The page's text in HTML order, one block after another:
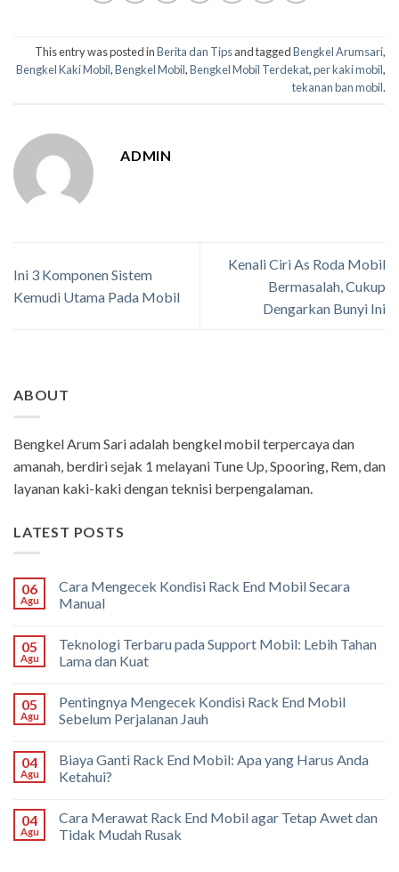
ABOUT
Bengkel Arum Sari adalah bengkel mobil terpercaya dan
amanah, berdiri sejak 1 melayani Tune Up, Spooring, Rem, dan
layanan kaki-kaki dengan teknisi berpengalaman.
LATEST POSTS
06
Agu
Cara Mengecek Kondisi Rack End Mobil Secara
Manual
05
Agu
Teknologi Terbaru pada Support Mobil: Lebih Tahan
Lama dan Kuat
05
Agu
Pentingnya Mengecek Kondisi Rack End Mobil
Sebelum Perjalanan Jauh
04
Agu
Biaya Ganti Rack End Mobil: Apa yang Harus Anda
Ketahui?
04
Agu
Cara Merawat Rack End Mobil agar Tetap Awet dan
Tidak Mudah Rusak
This entry was posted inBerita dan Tipsand taggedBengkel Arumsari,
Bengkel Kaki Mobil,Bengkel Mobil,Bengkel Mobil Terdekat,per kaki mobil,
tekanan ban mobil.
ADMIN
Ini 3 Komponen Sistem
Kemudi Utama Pada Mobil
Kenali Ciri As Roda Mobil
Bermasalah, Cukup
Dengarkan Bunyi Ini